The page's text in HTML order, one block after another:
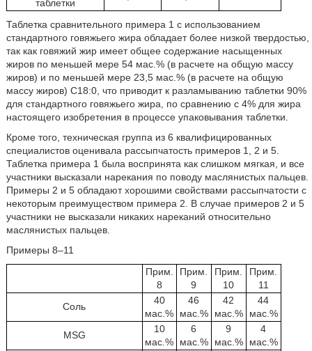
таблетки
Таблетка сравнительного примера 1 с использованием
стандартного говяжьего жира обладает более низкой твердостью,
так как говяжий жир имеет общее содержание насыщенных
жиров по меньшей мере 54 мас.% (в расчете на общую массу
жиров) и по меньшей мере 23,5 мас.% (в расчете на общую
массу жиров) C18:0, что приводит к разламыванию таблетки 90%
для стандартного говяжьего жира, по сравнению с 4% для жира
настоящего изобретения в процессе упаковывания таблетки.
Кроме того, техническая группа из 6 квалифицированных
специалистов оценивала рассыпчатость примеров 1, 2 и 5.
Таблетка примера 1 была воспринята как слишком мягкая, и все
участники высказали нарекания по поводу маслянистых пальцев.
Примеры 2 и 5 обладают хорошими свойствами рассыпчатости с
некоторым преимуществом примера 2. В случае примеров 2 и 5
участники не высказали никаких нареканий относительно
маслянистых пальцев.
Примеры 8–11
Прим.
8
Прим.
9
Прим.
10
Прим.
11
Соль
40
мас.%
46
мас.%
42
мас.%
44
мас.%
MSG
10
мас.%
6
мас.%
9
мас.%
4
мас.%